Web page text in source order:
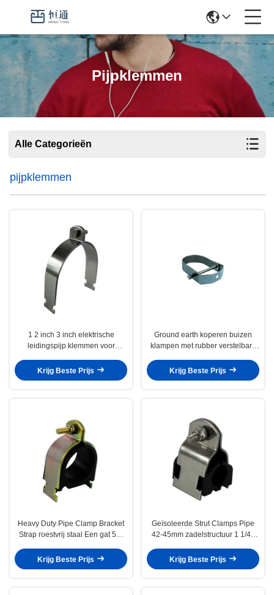
Pijpklemmen
Alle Categorieën
pijpklemmen
1 2 inch 3 inch elektrische
leidingspijp klemmen voor
Krijg Beste Prijs
Ground earth koperen buizen
klampen met rubber verstelbare
Krijg Beste Prijs
Heavy Duty Pipe Clamp Bracket
Strap roestvrij staal Een gat 59-
Krijg Beste Prijs
Geïsoleerde Strut Clamps Pipe
42-45mm zadelstructuur 1 1/4 "
Krijg Beste Prijs